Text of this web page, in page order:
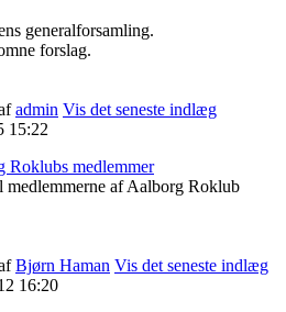
generalforsamling.
forslag.
admin Vis det seneste indlæg
15:22
Roklubs medlemmer
af Aalborg Roklub
Bjørn Haman Vis det seneste indlæg
16:20